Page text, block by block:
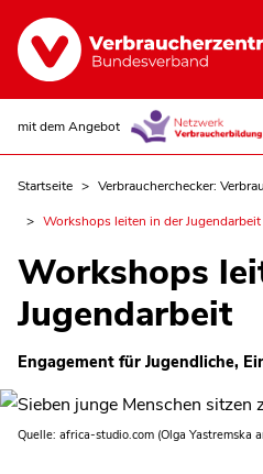
mit dem Angebot
Startseite
Verbraucherchecker:
Workshops leiten in der Jugendarbeit
Workshops
Jugendarbeit
Engagement für Jugendliche,
Quelle: africa-studio.com (Olga Yastremska